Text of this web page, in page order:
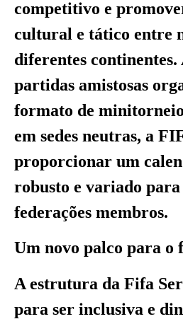
competitivo e
cultural e tático entre
diferentes
partidas amistosas
formato de
em sedes neutras, a
proporcionar um
robusto e variado para
federações membros.
Um novo palco para o
A estrutura da Fifa
para ser inclusiva e